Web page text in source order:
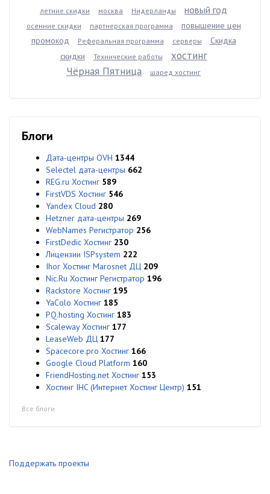
летние скидки
москва Нидерланды новый год
осенние скидки партнерская программа
повышение цен
промокод
Реферальная программа серверы
Скидка
скидки
Технические работы
хостинг
Чёрная Пятница
шаред хостинг
Блоги
Дата-центры OVH 1344
Selectel дата-центры 662
REG.ru Хостинг 589
FirstVDS Хостинг 546
Yandex Cloud 280
Hetzner дата-центры 269
WebNames Регистратор 256
FirstDedic Хостинг 230
Лицензии ISPsystem 222
Ihor Хостинг Marosnet ДЦ 209
Nic.Ru Хостинг Регистратор 196
Rackstore Хостинг 195
YaColo Хостинг 185
PQ.hosting Хостинг 183
Scaleway Хостинг 177
LeaseWeb ДЦ 177
Spacecore.pro Хостинг 166
Google Cloud Platform 160
FriendHosting.net Хостинг 153
Хостинг IHC (Интернет Хостинг Центр) 151
Все блоги
Поддержать проекты